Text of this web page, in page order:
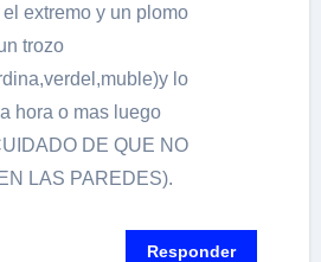
extremo y un plomo
trozo
lo
hora o mas luego
DE QUE NO
LAS PAREDES).
Responder